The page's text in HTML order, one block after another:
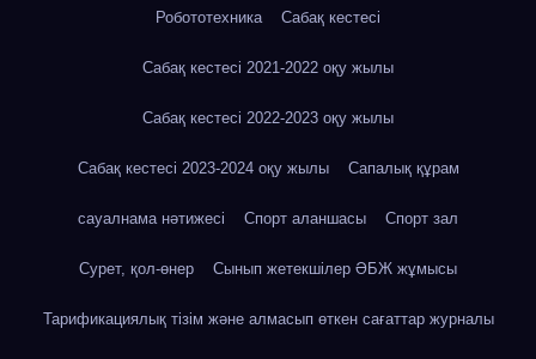
Робототехника Сабақ кестесі
Сабақ кестесі 2021-2022 оқу жылы
Сабақ кестесі 2022-2023 оқу жылы
Сабақ кестесі 2023-2024 оқу жылы Сапалық құрам
сауалнама нәтижесі Спорт аланшасы Спорт зал
Сурет, қол-өнер Сынып жетекшілер ӘБЖ жұмысы
Тарификациялық тізім және алмасып өткен сағаттар журналы